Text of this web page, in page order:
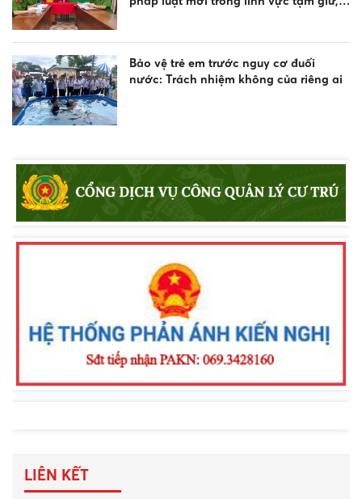
Bảo vệ trẻ em trước nguy cơ đuối
nước: Trách nhiệm không của riêng ai
toàn giao thông
minh của pháp luật và sự an toàn tuyệt
đối cho người tiến hành tố tụng, người
tham gia tố tụng
LIÊN KẾT